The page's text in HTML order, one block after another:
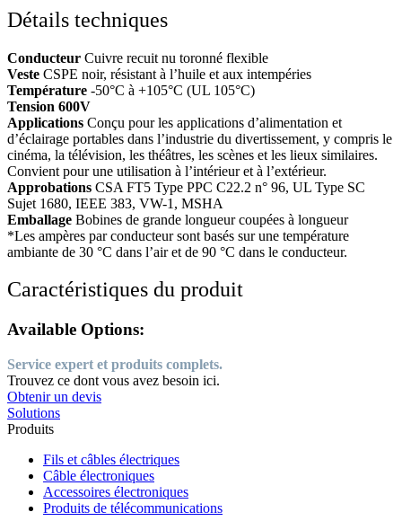
Détails techniques
Conducteur Cuivre recuit nu toronné flexible
Veste CSPE noir, résistant à l’huile et aux intempéries
Température -50°C à +105°C (UL 105°C)
Tension 600V
Applications Conçu pour les applications d’alimentation et
d’éclairage portables dans l’industrie du divertissement, y compris le
cinéma, la télévision, les théâtres, les scènes et les lieux similaires.
Convient pour une utilisation à l’intérieur et à l’extérieur.
Approbations CSA FT5 Type PPC C22.2 n° 96, UL Type SC
Sujet 1680, IEEE 383, VW-1, MSHA
Emballage Bobines de grande longueur coupées à longueur
*Les ampères par conducteur sont basés sur une température
ambiante de 30 °C dans l’air et de 90 °C dans le conducteur.
Caractéristiques du produit
Available Options:
Service expert et produits complets.
Trouvez ce dont vous avez besoin ici.
Obtenir un devis
Solutions
Produits
Fils et câbles électriques
Câble électroniques
Accessoires électroniques
Produits de télécommunications